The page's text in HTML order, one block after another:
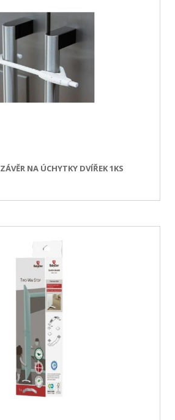
NA ÚCHYTKY DVÍŘEK 1KS